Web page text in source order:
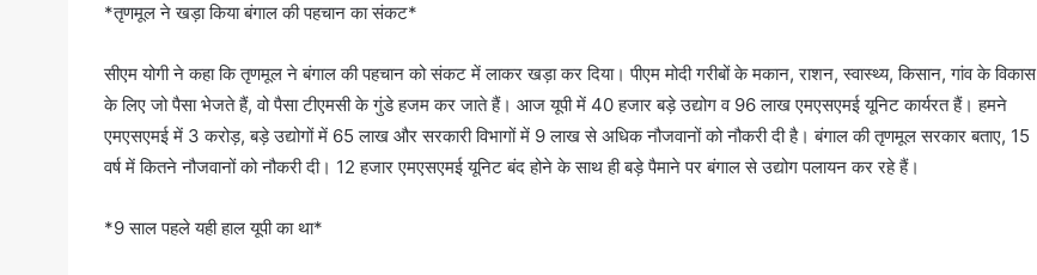
*तृणमूल ने खड़ा किया बंगाल की पहचान का संकट*
सीएम योगी ने कहा कि तृणमूल ने बंगाल की पहचान को संकट में लाकर खड़ा कर दिया। पीएम मोदी गरीबों के मकान, राशन, स्वास्थ्य, किसान, गांव के विकास
के लिए जो पैसा भेजते हैं, वो पैसा टीएमसी के गुंडे हजम कर जाते हैं। आज यूपी में 40 हजार बड़े उद्योग व 96 लाख एमएसएमई यूनिट कार्यरत हैं। हमने
एमएसएमई में 3 करोड़, बड़े उद्योगों में 65 लाख और सरकारी विभागों में 9 लाख से अधिक नौजवानों को नौकरी दी है। बंगाल की तृणमूल सरकार बताए, 15
वर्ष में कितने नौजवानों को नौकरी दी। 12 हजार एमएसएमई यूनिट बंद होने के साथ ही बड़े पैमाने पर बंगाल से उद्योग पलायन कर रहे हैं।
*9 साल पहले यही हाल यूपी का था*